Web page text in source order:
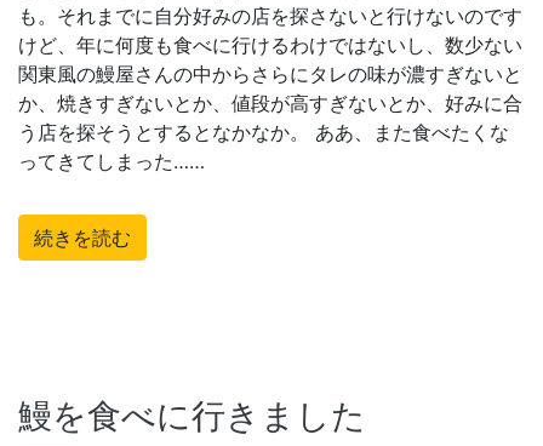
も。それまでに自分好みの店を探さないと行けないのです
けど、年に何度も食べに行けるわけではないし、数少ない
関東風の鰻屋さんの中からさらにタレの味が濃すぎないと
か、焼きすぎないとか、値段が高すぎないとか、好みに合
う店を探そうとするとなかなか。 ああ、また食べたくな
ってきてしまった……
続きを読む
鰻を食べに行きました